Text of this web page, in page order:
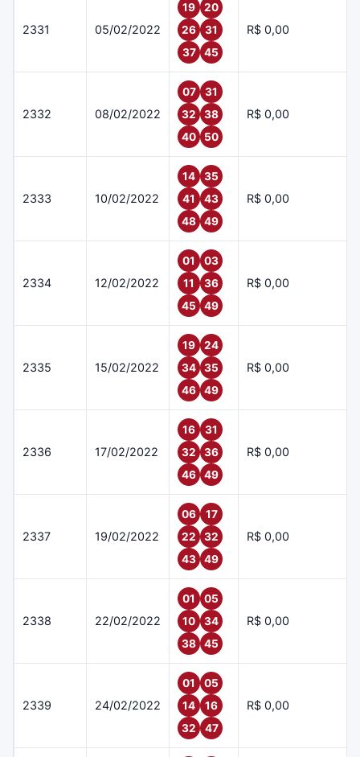
2331 05/02/2022
19
20
26
31
37
45
R$ 0,00
2332 08/02/2022
07
31
32
38
40
50
R$ 0,00
2333 10/02/2022
14
35
41
43
48
49
R$ 0,00
2334 12/02/2022
01
03
11
36
45
49
R$ 0,00
2335 15/02/2022
19
24
34
35
46
49
R$ 0,00
2336 17/02/2022
16
31
32
36
46
49
R$ 0,00
2337 19/02/2022
06
17
22
32
43
49
R$ 0,00
2338 22/02/2022
01
05
10
34
38
45
R$ 0,00
2339 24/02/2022
01
05
14
16
32
47
R$ 0,00